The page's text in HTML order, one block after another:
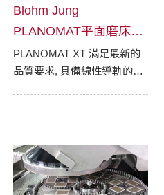
Blohm Jung
PLANOMAT平面磨床應
用-線性導軌
PLANOMAT XT 滿足最新的
品質要求, 具備線性導軌的專